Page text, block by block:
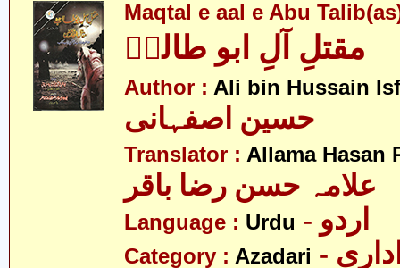
Maqtal e aal e Abu
مقتلِ آلِ ابو طالبؑ
Author : Ali bin Hussain
حسین اصفہانی
Translator : Allama Hasan
علامہ حسن رضا باقر
Language : Urdu - اردو
Category : Azadari